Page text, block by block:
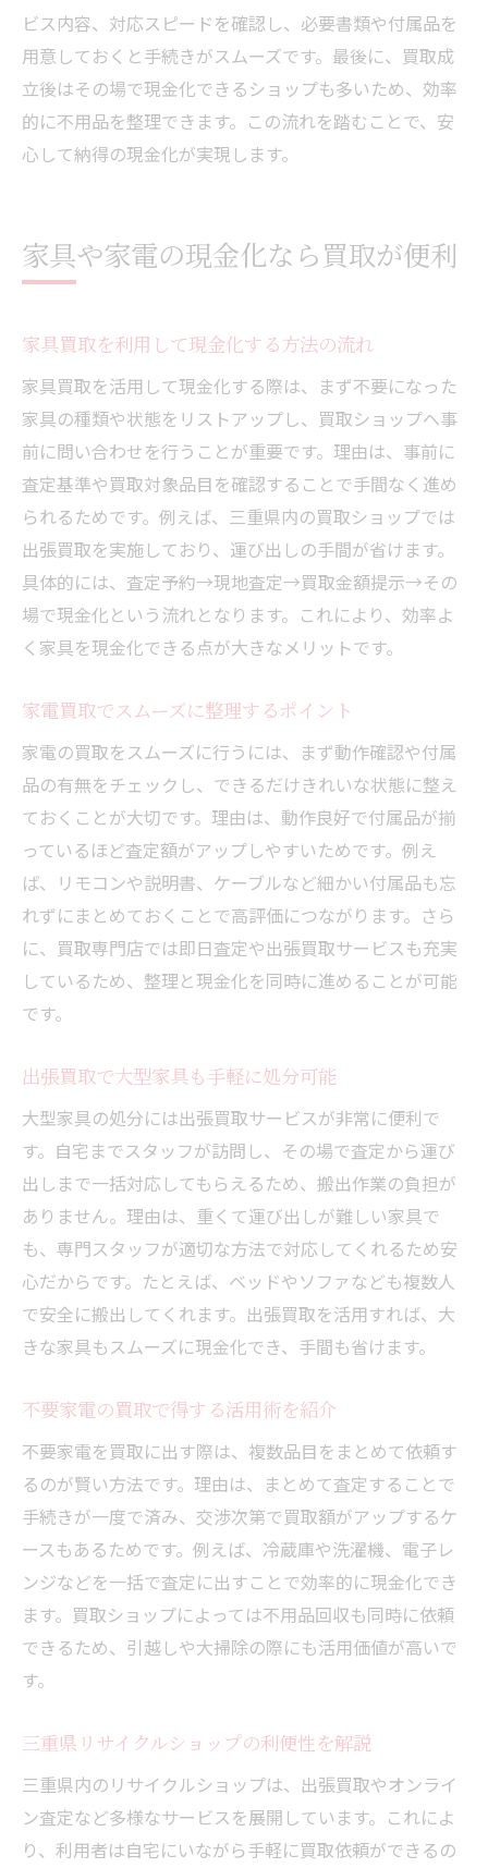
ビス内容、対応スピードを確認し、必要書類や付属品を
用意しておくと手続きがスムーズです。最後に、買取成
立後はその場で現金化できるショップも多いため、効率
的に不用品を整理できます。この流れを踏むことで、安
心して納得の現金化が実現します。
家具や家電の現金化なら買取が便利
家具買取を利用して現金化する方法の流れ
家具買取を活用して現金化する際は、まず不要になった
家具の種類や状態をリストアップし、買取ショップへ事
前に問い合わせを行うことが重要です。理由は、事前に
査定基準や買取対象品目を確認することで手間なく進め
られるためです。例えば、三重県内の買取ショップでは
出張買取を実施しており、運び出しの手間が省けます。
具体的には、査定予約→現地査定→買取金額提示→その
場で現金化という流れとなります。これにより、効率よ
く家具を現金化できる点が大きなメリットです。
家電買取でスムーズに整理するポイント
家電の買取をスムーズに行うには、まず動作確認や付属
品の有無をチェックし、できるだけきれいな状態に整え
ておくことが大切です。理由は、動作良好で付属品が揃
っているほど査定額がアップしやすいためです。例え
ば、リモコンや説明書、ケーブルなど細かい付属品も忘
れずにまとめておくことで高評価につながります。さら
に、買取専門店では即日査定や出張買取サービスも充実
しているため、整理と現金化を同時に進めることが可能
です。
出張買取で大型家具も手軽に処分可能
大型家具の処分には出張買取サービスが非常に便利で
す。自宅までスタッフが訪問し、その場で査定から運び
出しまで一括対応してもらえるため、搬出作業の負担が
ありません。理由は、重くて運び出しが難しい家具で
も、専門スタッフが適切な方法で対応してくれるため安
心だからです。たとえば、ベッドやソファなども複数人
で安全に搬出してくれます。出張買取を活用すれば、大
きな家具もスムーズに現金化でき、手間も省けます。
不要家電の買取で得する活用術を紹介
不要家電を買取に出す際は、複数品目をまとめて依頼す
るのが賢い方法です。理由は、まとめて査定することで
手続きが一度で済み、交渉次第で買取額がアップするケ
ースもあるためです。例えば、冷蔵庫や洗濯機、電子レ
ンジなどを一括で査定に出すことで効率的に現金化でき
ます。買取ショップによっては不用品回収も同時に依頼
できるため、引越しや大掃除の際にも活用価値が高いで
す。
三重県リサイクルショップの利便性を解説
三重県内のリサイクルショップは、出張買取やオンライ
ン査定など多様なサービスを展開しています。これによ
り、利用者は自宅にいながら手軽に買取依頼ができるの